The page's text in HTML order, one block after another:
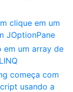
clique em um
JOptionPane
em um array de
começa com
usando a